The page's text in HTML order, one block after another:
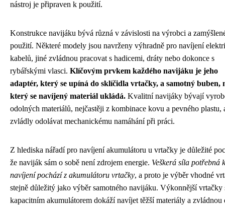
nástroj je připraven k použití.
Konstrukce navijáku bývá různá v závislosti na výrobci a
použití. Některé modely jsou navrženy výhradně pro navíjení
kabelů, jiné zvládnou pracovat s hadicemi, dráty nebo dokonce s
rybářskými vlasci. Klíčovým prvkem každého navijáku je jeho
adaptér, který se upíná do sklíčidla vrtačky, a samotný buben,
který se navíjený materiál ukládá. Kvalitní navijáky bývají
odolných materiálů, nejčastěji z kombinace kovu a pevného plastu,
zvládly odolávat mechanickému namáhání při práci.
Z hlediska nářadí pro navíjení akumulátoru u vrtačky je důležité
že naviják sám o sobě není zdrojem energie. Veškerá síla potřebná k
navíjení pochází z akumulátoru vrtačky, a proto je výběr vhodné
stejně důležitý jako výběr samotného navijáku. Výkonnější vrtačky
kapacitním akumulátorem dokáží navíjet těžší materiály a zvládnou